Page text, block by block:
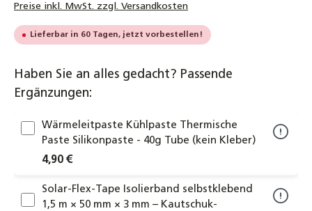
Preise inkl. MwSt. zzgl. Versandkosten
Lieferbar in 60 Tagen, jetzt vorbestellen!
Haben Sie an alles gedacht? Passende
Ergänzungen:
Wärmeleitpaste Kühlpaste Thermische
Paste Silikonpaste - 40g Tube (kein Kleber)
4,90 €
Solar-Flex-Tape Isolierband selbstklebend
1,5 m × 50 mm × 3 mm – Kautschuk-